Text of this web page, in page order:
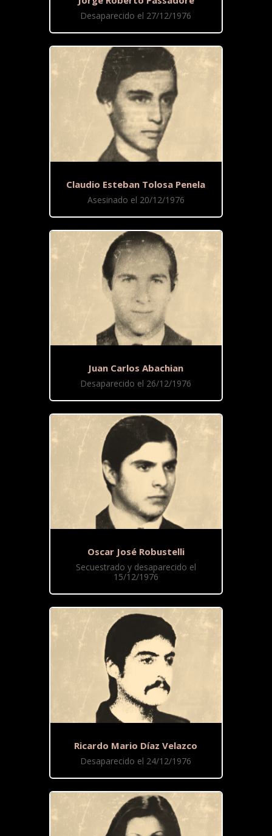
Desaparecido el 27/12/1976
Claudio Esteban Tolosa Penela
Asesinado el 20/12/1976
Juan Carlos Abachian
Desaparecido el 26/12/1976
Oscar José Robustelli
Secuestrado y desaparecido el
15/12/1976
Ricardo Mario Díaz Velazco
Desaparecido el 24/12/1976